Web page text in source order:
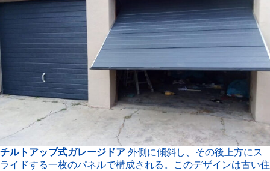
チルトアップ式ガレージドア 外側に傾斜し、その後上方にス
ライドする一枚のパネルで構成される。このデザインは古い住